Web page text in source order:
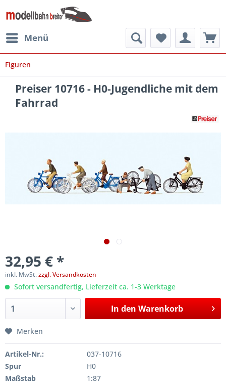
Menü
Figuren
Preiser 10716 - H0-Jugendliche mit dem
Fahrrad
32,95 € *
inkl. MwSt.zzgl. Versandkosten
Sofort versandfertig, Lieferzeit ca. 1-3 Werktage
In den Warenkorb
Merken
Artikel-Nr.:
037-10716
Spur
H0
Maßstab
1:87